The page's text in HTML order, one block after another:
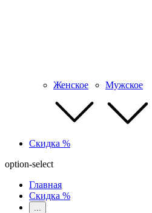
Женское Мужское
Скидка %
option-select
Главная
Скидка %